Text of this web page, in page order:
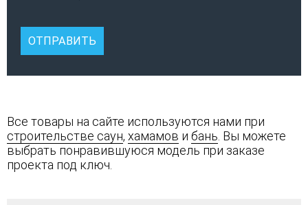
Все товары на сайте используются нами при
строительстве саун, хамамов и бань . Вы можете
выбрать понравившуюся модель при заказе
проекта под ключ.